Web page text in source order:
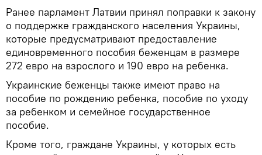
Ранее парламент Латвии принял поправки к закону
о поддержке гражданского населения Украины,
которые предусматривают предоставление
единовременного пособия беженцам в размере
272 евро на взрослого и 190 евро на ребенка.
Украинские беженцы также имеют право на
пособие по рождению ребенка, пособие по уходу
за ребенком и семейное государственное
пособие.
Кроме того, граждане Украины, у которых есть